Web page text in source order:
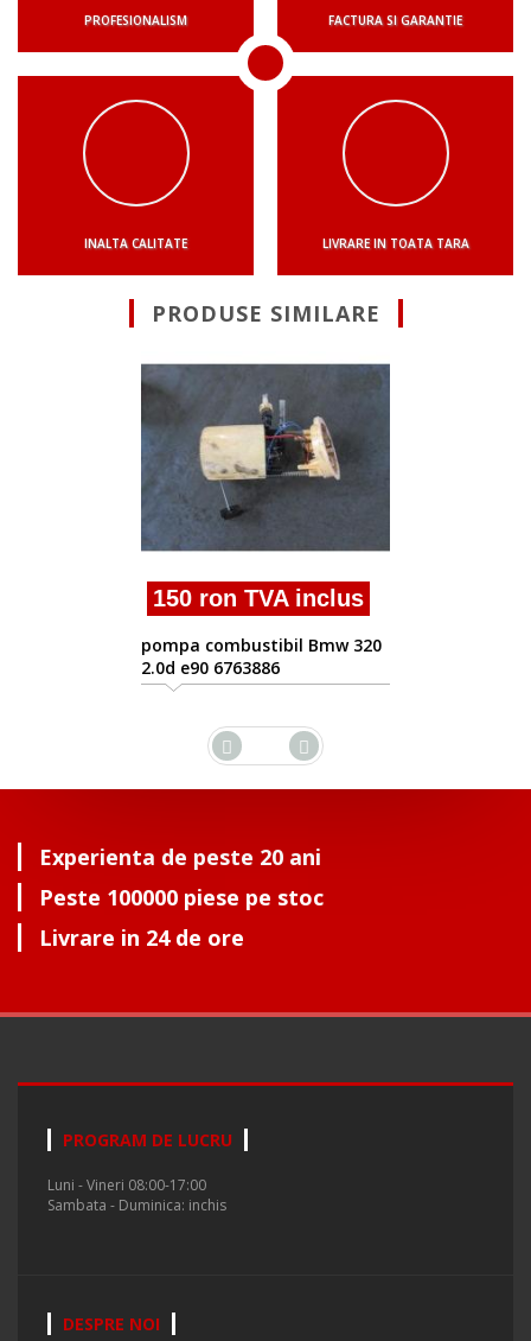
PROFESIONALISM FACTURA SI GARANTIE
INALTA CALITATE LIVRARE IN TOATA TARA
PRODUSE SIMILARE
150 ron TVA
pompa combustibil Bmw
e90 2.0d 6763886
Experienta de peste 20 ani
Peste 100000 piese pe stoc
Livrare in 24 de ore
PROGRAM DE LUCRU
Luni - Vineri 08:00-17:00
Sambata - Duminica: inchis
DESPRE NOI